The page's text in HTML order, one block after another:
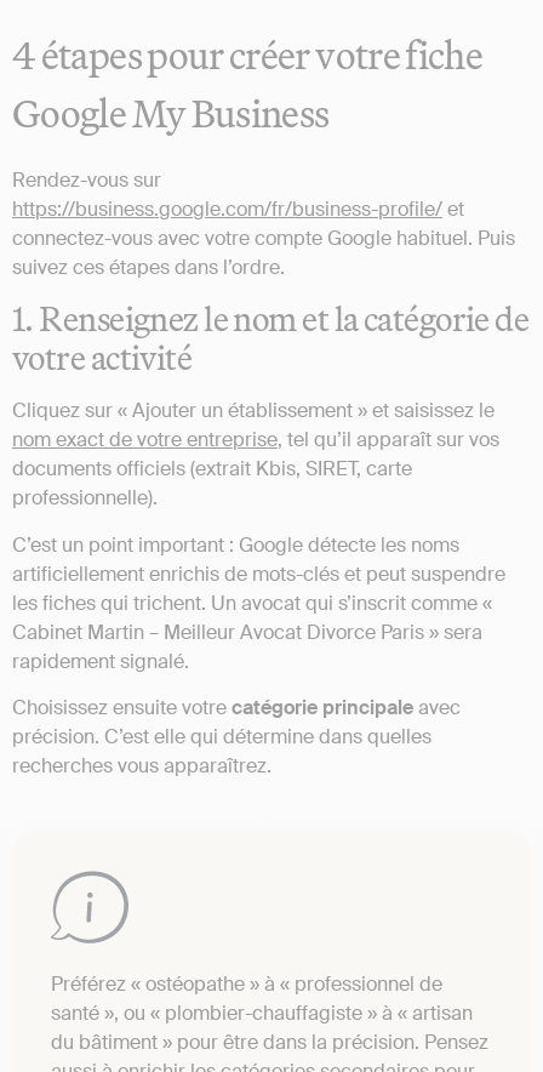
4 étapes pour créer votre fiche
Google My Business
Rendez-vous sur
https://business.google.com/fr/business-profile/et
connectez-vous avec votre compte Google habituel. Puis
suivez ces étapes dans l’ordre.
1. Renseignez le nom et la catégorie de
votre activité
Cliquez sur « Ajouter un établissement » et saisissez le
nom exact de votre entreprise, tel qu’il apparaît sur vos
documents officiels (extrait Kbis, SIRET, carte
professionnelle).
C’est un point important : Google détecte les noms
artificiellement enrichis de mots-clés et peut suspendre
les fiches qui trichent. Un avocat qui s’inscrit comme «
Cabinet Martin – Meilleur Avocat Divorce Paris » sera
rapidement signalé.
Choisissez ensuite votrecatégorie principaleavec
précision. C’est elle qui détermine dans quelles
recherches vous apparaîtrez.
Préférez « ostéopathe » à « professionnel de
santé », ou « plombier-chauffagiste » à « artisan
du bâtiment » pour être dans la précision. Pensez